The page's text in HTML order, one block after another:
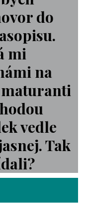
do
mi
na
vedle
Tak